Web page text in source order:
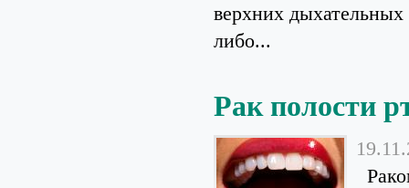
верхних
либо...
Рак полости